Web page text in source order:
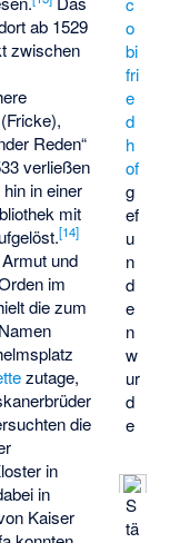
o
bi
fri
e
d
h
of
g
ef
u
n
d
e
n
w
ur
d
e
S
tä
ab 1529
zwischen
Reden“
verließen
in einer
mit
[14]
und
im
die zum
zutage,
die
in
in
Kaiser